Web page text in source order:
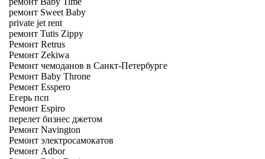
ремонт Sweet Baby
private jet rent
ремонт Tutis Zippy
Ремонт Retrus
Ремонт Zekiwa
Ремонт чемоданов в Санкт-Петербурге
Ремонт Baby Throne
Ремонт Esspero
Егерь псп
Ремонт Espiro
перелет бизнес джетом
Ремонт Navington
Ремонт электросамокатов
Ремонт Adbor